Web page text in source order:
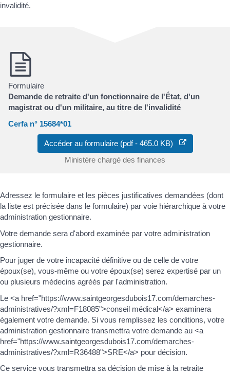
invalidité.
Formulaire
Demande de retraite d'un fonctionnaire de l'État, d'un
magistrat ou d'un militaire, au titre de l'invalidité
Cerfa n° 15684*01
Accéder au formulaire (pdf - 465.0 KB)
Ministère chargé des finances
Adressez le formulaire et les pièces justificatives demandées (dont
la liste est précisée dans le formulaire) par voie hiérarchique à votre
administration gestionnaire.
Votre demande sera d'abord examinée par votre administration
gestionnaire.
Pour juger de votre incapacité définitive ou de celle de votre
époux(se), vous-même ou votre époux(se) serez expertisé par un
ou plusieurs médecins agréés par l'administration.
Le <a href="https://www.saintgeorgesdubois17.com/demarches-
administratives/?xml=F18085">conseil médical</a> examinera
également votre demande. Si vous remplissez les conditions, votre
administration gestionnaire transmettra votre demande au <a
href="https://www.saintgeorgesdubois17.com/demarches-
administratives/?xml=R36488">SRE</a> pour décision.
Ce service vous transmettra sa décision de mise à la retraite